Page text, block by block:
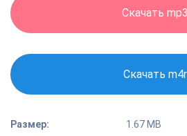
Скачать mp3
Скачать m4r
Размер:
1.67 MB